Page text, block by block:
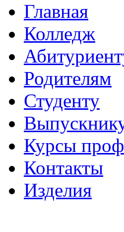
Главная
Колледж
Родителям
Студенту
Курсы
Контакты
Изделия